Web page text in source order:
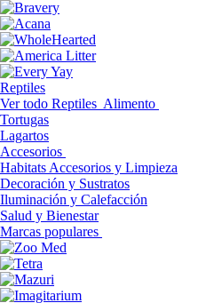
Reptiles
Ver todo Reptiles Alimento
Tortugas
Lagartos
Accesorios
Habitats Accesorios y Limpieza
Decoración y Sustratos
Iluminación y Calefacción
Salud y Bienestar
Marcas populares